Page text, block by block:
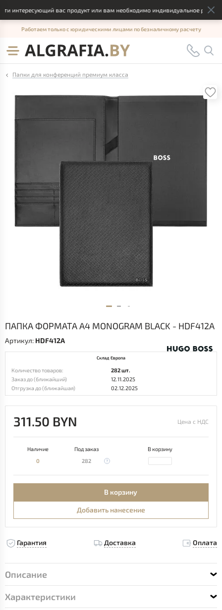
интересующий вас продукт или вам необходимо индивидуальное
Работаем только с юридическими лицами по безналичному расчету
Папки для конференций премиум класса
ПАПКА ФОРМАТА А4 MONOGRAM BLACK - HDF412A
Артикул: HDF412A
Склад Европа
Количество товаров:
282 шт.
Заказ до (ближайший)
12.11.2025
Отгрузка до (ближайшая)
02.12.2025
311.50 BYN Цена с НДС
Наличие Под заказ
В корзину
0
282
В корзину
Добавить нанесение
Гарантия Доставка Оплата
Описание
Характеристики